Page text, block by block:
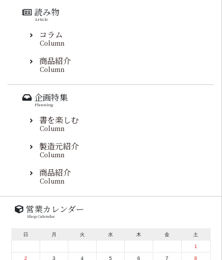
読み物
Article
コラム
Column
商品紹介
Column
企画特集
Planning
書を楽しむ
Column
製造元紹介
Column
商品紹介
Column
営業カレンダー
Shop Calendar
日 月 火 水 木 金 土
1
2 3 4 5 6 7 8